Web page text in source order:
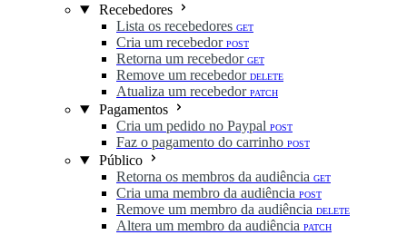
Recebedores
Lista os recebedores GET
Cria um recebedor POST
Retorna um recebedor GET
Remove um recebedor DELETE
Atualiza um recebedor PATCH
Pagamentos
Cria um pedido no Paypal POST
Faz o pagamento do carrinho POST
Público
Retorna os membros da audiência GET
Cria uma membro da audiência POST
Remove um membro da audiência DELETE
Altera um membro da audiência PATCH